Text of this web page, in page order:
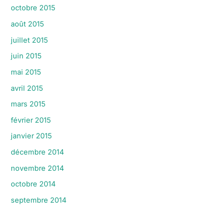
octobre 2015
août 2015
juillet 2015
juin 2015
mai 2015
avril 2015
mars 2015
février 2015
janvier 2015
décembre 2014
novembre 2014
octobre 2014
septembre 2014